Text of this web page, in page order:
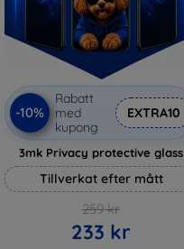
-10%
Rabatt
med
kupong
EXTRA10
3mk Privacy protective glass
Tillverkat efter mått
259 kr
233 kr